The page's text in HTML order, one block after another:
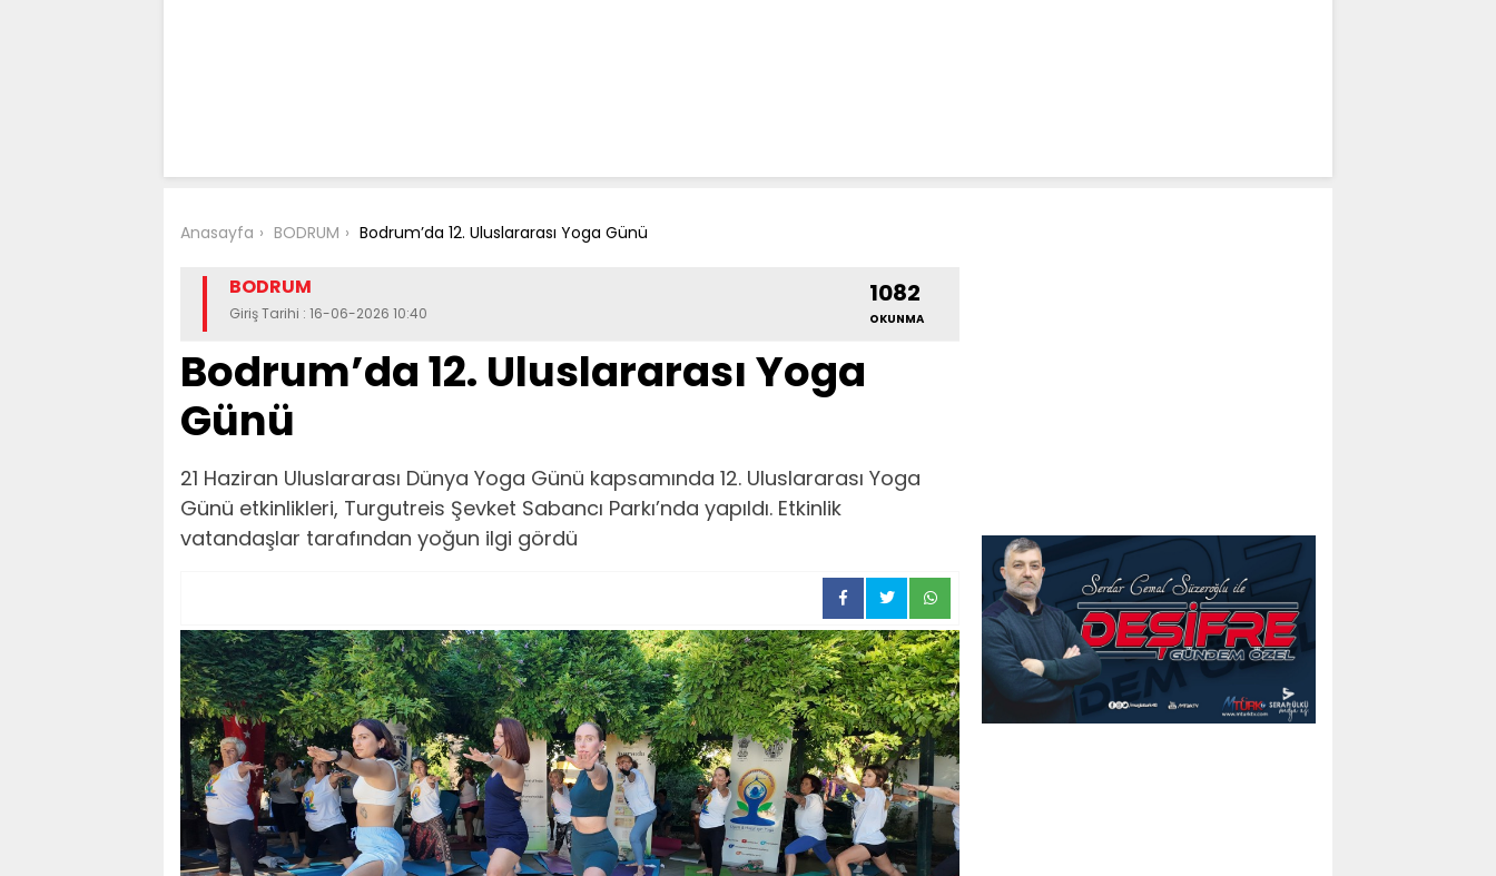
Anasayfa BODRUM Bodrum’da 12. Uluslararası Yoga Günü
BODRUM
Giriş Tarihi : 16-06-2026 10:40
1082
OKUNMA
Bodrum’da 12. Uluslararası Yoga
Günü
21 Haziran Uluslararası Dünya Yoga Günü kapsamında 12. Uluslararası Yoga
Günü etkinlikleri, Turgutreis Şevket Sabancı Parkı’nda yapıldı. Etkinlik
vatandaşlar tarafından yoğun ilgi gördü